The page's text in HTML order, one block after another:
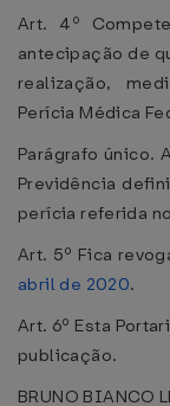
Art. 4º
antecipação de
realização,
Perícia Médica
Parágrafo único.
Previdência
perícia referida
Art. 5º Fica
abril de 2020.
Art. 6º Esta
publicação.
BRUNO BIANCO